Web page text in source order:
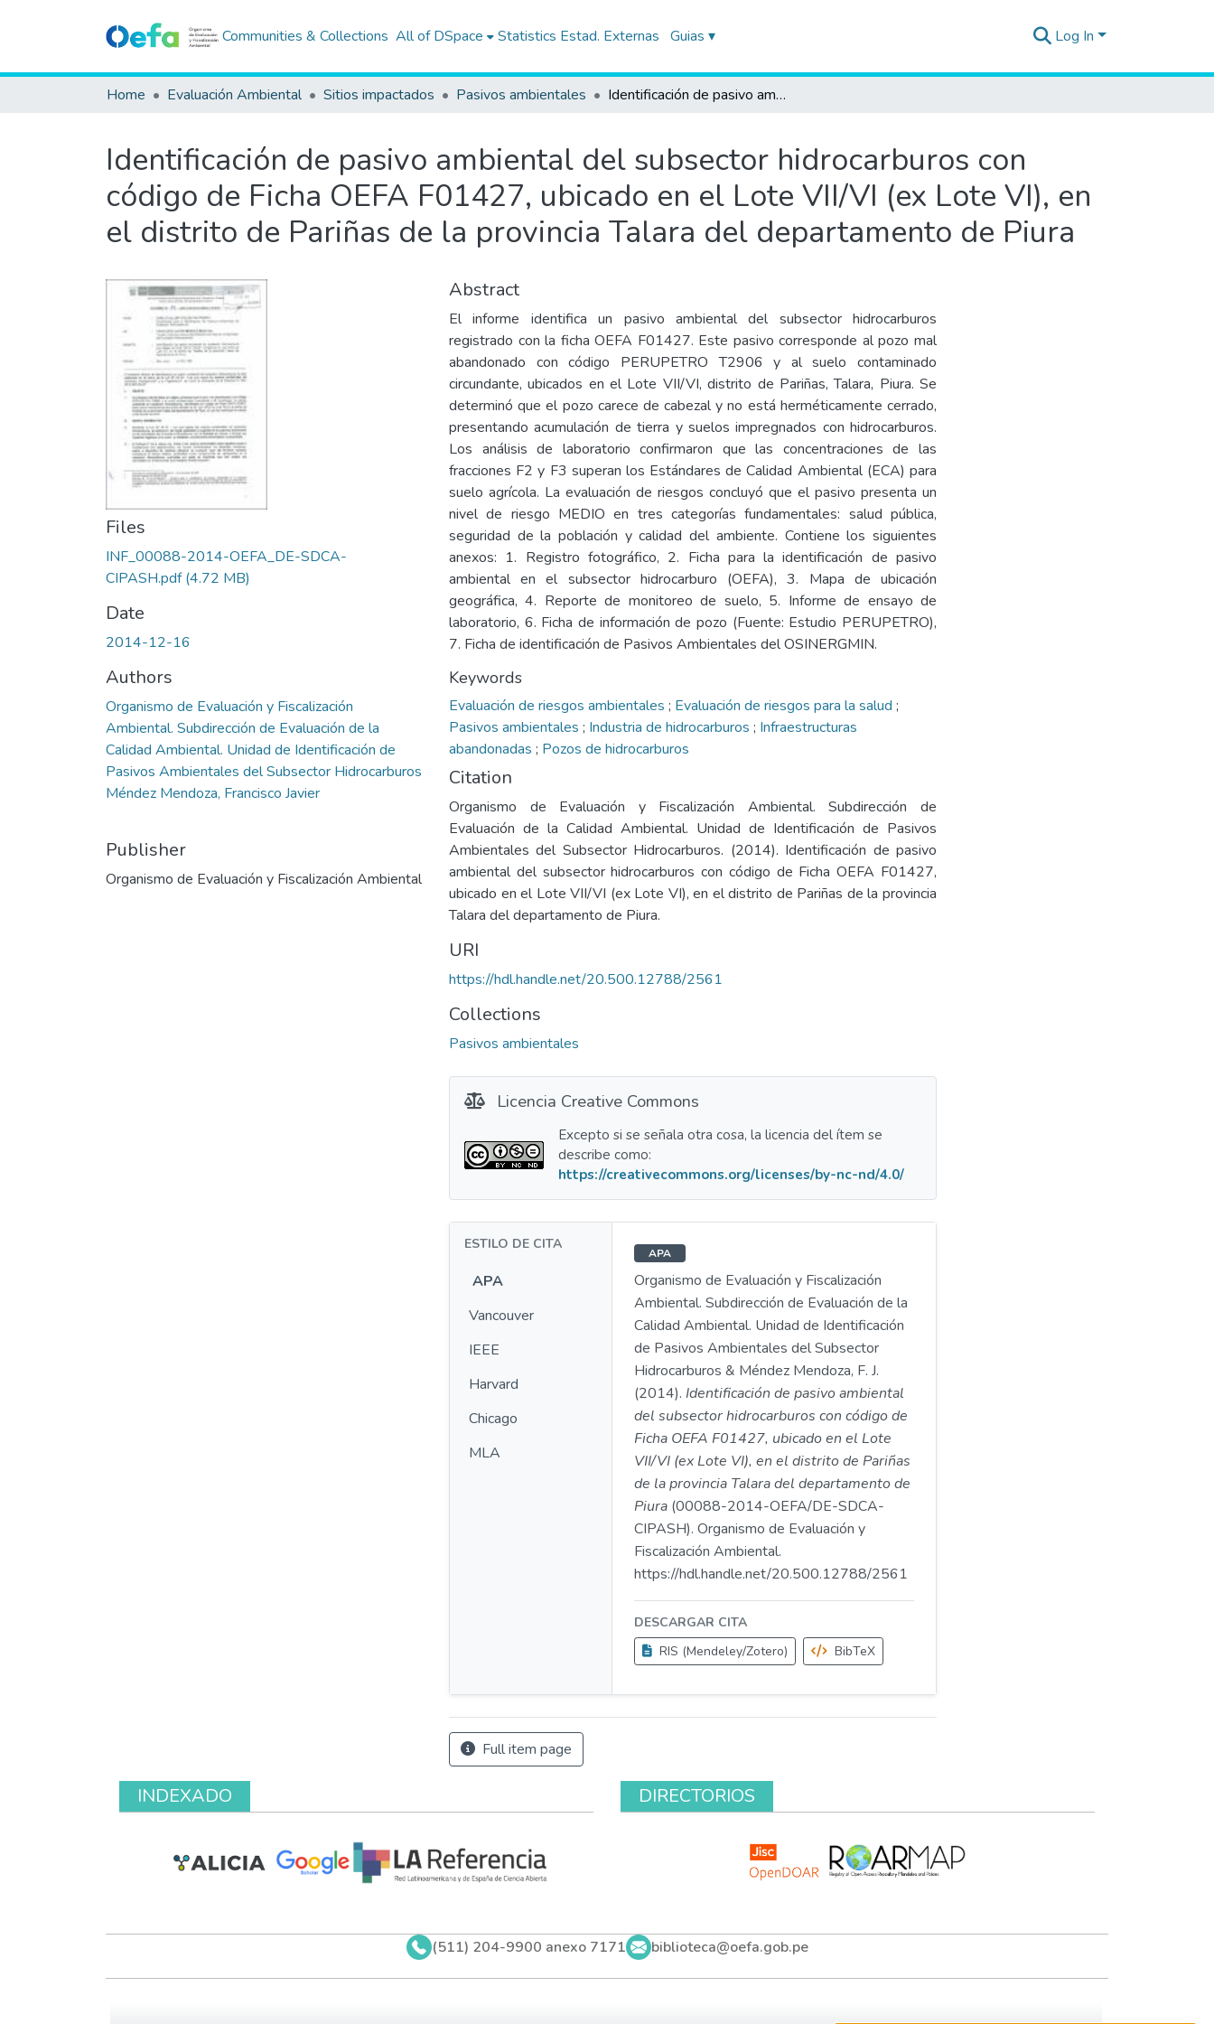
Communities & Collections All of DSpace Statistics Estad. Externas Guias ▾ Log In
Home Evaluación Ambiental Sitios impactados Pasivos ambientales Identificación de pasivo ambiental del subsector hidrocarburos con código de Ficha OEFA F01427, ubicado en el Lote VII/VI (ex Lote VI), en el distrito de Pariñas de la provincia Talara del departamento de Piura
Identificación de pasivo ambiental del subsector hidrocarburos con
código de Ficha OEFA F01427, ubicado en el Lote VII/VI (ex Lote VI), en
el distrito de Pariñas de la provincia Talara del departamento de Piura
Files
INF_00088-2014-OEFA_DE-SDCA-
CIPASH.pdf(4.72 MB)
Date
2014-12-16
Authors
Organismo de Evaluación y Fiscalización
Ambiental. Subdirección de Evaluación de la
Calidad Ambiental. Unidad de Identificación de
Pasivos Ambientales del Subsector Hidrocarburos
Méndez Mendoza, Francisco Javier
Publisher
Organismo de Evaluación y Fiscalización Ambiental
Abstract
El informe identifica un pasivo ambiental del subsector hidrocarburos
registrado con la ficha OEFA F01427. Este pasivo corresponde al pozo mal
abandonado con código PERUPETRO T2906 y al suelo contaminado
circundante, ubicados en el Lote VII/VI, distrito de Pariñas, Talara, Piura. Se
determinó que el pozo carece de cabezal y no está herméticamente cerrado,
presentando acumulación de tierra y suelos impregnados con hidrocarburos.
Los análisis de laboratorio confirmaron que las concentraciones de las
fracciones F2 y F3 superan los Estándares de Calidad Ambiental (ECA) para
suelo agrícola. La evaluación de riesgos concluyó que el pasivo presenta un
nivel de riesgo MEDIO en tres categorías fundamentales: salud pública,
seguridad de la población y calidad del ambiente. Contiene los siguientes
anexos: 1. Registro fotográfico, 2. Ficha para la identificación de pasivo
ambiental en el subsector hidrocarburo (OEFA), 3. Mapa de ubicación
geográfica, 4. Reporte de monitoreo de suelo, 5. Informe de ensayo de
laboratorio, 6. Ficha de información de pozo (Fuente: Estudio PERUPETRO),
7. Ficha de identificación de Pasivos Ambientales del OSINERGMIN.
Keywords
Evaluación de riesgos ambientales ; Evaluación de riesgos para la salud ;
Pasivos ambientales ; Industria de hidrocarburos ; Infraestructuras
abandonadas ; Pozos de hidrocarburos
Citation
Organismo de Evaluación y Fiscalización Ambiental. Subdirección de
Evaluación de la Calidad Ambiental. Unidad de Identificación de Pasivos
Ambientales del Subsector Hidrocarburos. (2014). Identificación de pasivo
ambiental del subsector hidrocarburos con código de Ficha OEFA F01427,
ubicado en el Lote VII/VI (ex Lote VI), en el distrito de Pariñas de la provincia
Talara del departamento de Piura.
URI
https://hdl.handle.net/20.500.12788/2561
Collections
Pasivos ambientales
Licencia Creative Commons
Excepto si se señala otra cosa, la licencia del ítem se
describe como:
https://creativecommons.org/licenses/by-nc-nd/4.0/
ESTILO DE CITA
APA
Vancouver
IEEE
Harvard
Chicago
MLA
APA
Organismo de Evaluación y Fiscalización
Ambiental. Subdirección de Evaluación de la
Calidad Ambiental. Unidad de Identificación
de Pasivos Ambientales del Subsector
Hidrocarburos & Méndez Mendoza, F. J.
(2014). Identificación de pasivo ambiental
del subsector hidrocarburos con código de
Ficha OEFA F01427, ubicado en el Lote
VII/VI (ex Lote VI), en el distrito de Pariñas
de la provincia Talara del departamento de
Piura (00088-2014-OEFA/DE-SDCA-
CIPASH). Organismo de Evaluación y
Fiscalización Ambiental.
https://hdl.handle.net/20.500.12788/2561
DESCARGAR CITA
RIS (Mendeley/Zotero)
BibTeX
Full item page
INDEXADO DIRECTORIOS
(511) 204-9900 anexo 7171 biblioteca@oefa.gob.pe